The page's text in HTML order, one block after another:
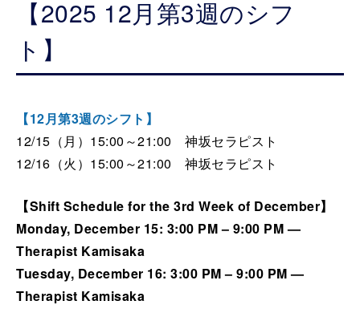
【2025 12月第3週のシフ
ト】
【12月第3週のシフト】
12/15（月）15:00～21:00 神坂セラピスト
12/16（火）15:00～21:00 神坂セラピスト
【Shift Schedule for the 3rd Week of December】
Monday, December 15: 3:00 PM – 9:00 PM —
Therapist Kamisaka
Tuesday, December 16: 3:00 PM – 9:00 PM —
Therapist Kamisaka